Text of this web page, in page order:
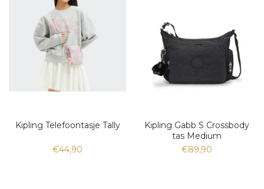
Kipling Telefoontasje Tally
€44,90
Kipling Gabb S Crossbody
tas Medium
€89,90